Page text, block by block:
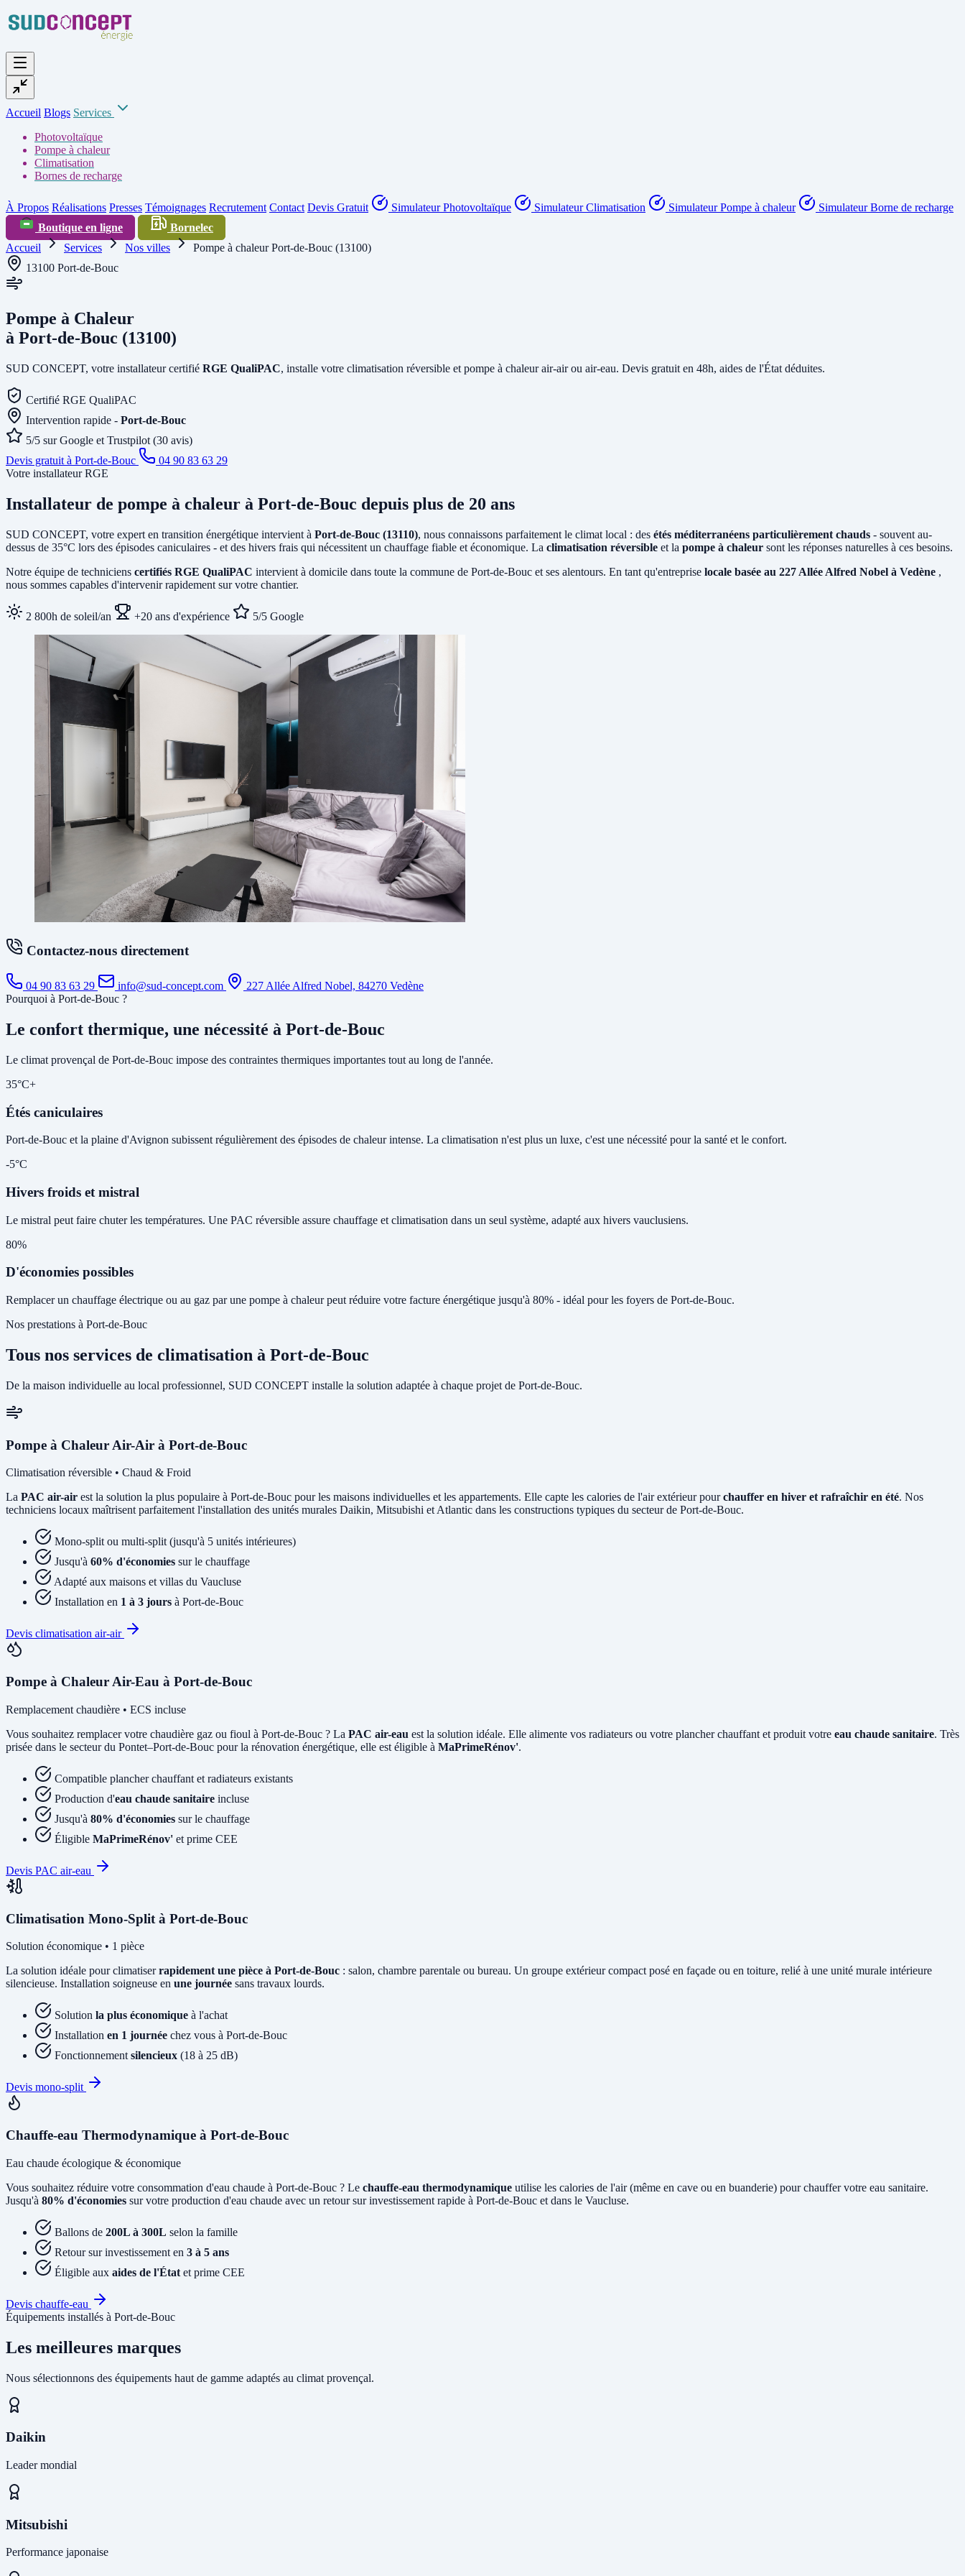
Accueil Blogs Services
Photovoltaïque
Pompe à chaleur
Climatisation
Bornes de recharge
À Propos Réalisations Presses Témoignages Recrutement Contact Devis Gratuit Simulateur Photovoltaïque Simulateur Climatisation Simulateur Pompe à chaleur
Simulateur Borne de recharge
Boutique en ligne
Bornelec
Accueil
Services Nos villes
Pompe à chaleur Port-de-Bouc (13100)
13100 Port-de-Bouc
Pompe à Chaleur
à Port-de-Bouc (13100)
SUD CONCEPT, votre installateur certifié RGE QualiPAC, installe votre climatisation réversible et pompe à chaleur air-air ou air-eau. Devis gratuit en 48h, aides de l'État déduites.
Certifié RGE QualiPAC
Intervention rapide - Port-de-Bouc
5/5 sur Google et Trustpilot (30 avis)
Devis gratuit à Port-de-Bouc
04 90 83 63 29
Votre installateur RGE
Installateur de pompe à chaleur à Port-de-Bouc depuis plus de 20 ans
SUD CONCEPT, votre expert en transition énergétique intervient à Port-de-Bouc (13110), nous connaissons parfaitement le climat local : des étés méditerranéens particulièrement chauds - souvent au-
dessus de 35°C lors des épisodes caniculaires - et des hivers frais qui nécessitent un chauffage fiable et économique. La climatisation réversible et la pompe à chaleur sont les réponses naturelles à ces besoins.
Notre équipe de techniciens certifiés RGE QualiPAC intervient à domicile dans toute la commune de Port-de-Bouc et ses alentours. En tant qu'entreprise locale basée au 227 Allée Alfred Nobel à Vedène ,
nous sommes capables d'intervenir rapidement sur votre chantier.
2 800h de soleil/an +20 ans d'expérience 5/5 Google
Contactez-nous directement
04 90 83 63 29 info@sud-concept.com
227 Allée Alfred Nobel, 84270 Vedène
Pourquoi à Port-de-Bouc ?
Le confort thermique, une nécessité à Port-de-Bouc
Le climat provençal de Port-de-Bouc impose des contraintes thermiques importantes tout au long de l'année.
35°C+
Étés caniculaires
Port-de-Bouc et la plaine d'Avignon subissent régulièrement des épisodes de chaleur intense. La climatisation n'est plus un luxe, c'est une nécessité pour la santé et le confort.
-5°C
Hivers froids et mistral
Le mistral peut faire chuter les températures. Une PAC réversible assure chauffage et climatisation dans un seul système, adapté aux hivers vauclusiens.
80%
D'économies possibles
Remplacer un chauffage électrique ou au gaz par une pompe à chaleur peut réduire votre facture énergétique jusqu'à 80% - idéal pour les foyers de Port-de-Bouc.
Nos prestations à Port-de-Bouc
Tous nos services de climatisation à Port-de-Bouc
De la maison individuelle au local professionnel, SUD CONCEPT installe la solution adaptée à chaque projet de Port-de-Bouc.
Pompe à Chaleur Air-Air à Port-de-Bouc
Climatisation réversible • Chaud & Froid
La PAC air-air est la solution la plus populaire à Port-de-Bouc pour les maisons individuelles et les appartements. Elle capte les calories de l'air extérieur pourchauffer en hiver et rafraîchir en été. Nos
techniciens locaux maîtrisent parfaitement l'installation des unités murales Daikin, Mitsubishi et Atlantic dans les constructions typiques du secteur de Port-de-Bouc.
Mono-split ou multi-split (jusqu'à 5 unités intérieures)
Jusqu'à 60% d'économies sur le chauffage
Adapté aux maisons et villas du Vaucluse
Installation en 1 à 3 jours à Port-de-Bouc
Devis climatisation air-air
Pompe à Chaleur Air-Eau à Port-de-Bouc
Remplacement chaudière • ECS incluse
Vous souhaitez remplacer votre chaudière gaz ou fioul à Port-de-Bouc ? La PAC air-eau est la solution idéale. Elle alimente vos radiateurs ou votre plancher chauffant et produit votre eau chaude sanitaire. Très
prisée dans le secteur du Pontet–Port-de-Bouc pour la rénovation énergétique, elle est éligible à MaPrimeRénov'.
Compatible plancher chauffant et radiateurs existants
Production d'eau chaude sanitaire incluse
Jusqu'à 80% d'économies sur le chauffage
Éligible MaPrimeRénov' et prime CEE
Devis PAC air-eau
Climatisation Mono-Split à Port-de-Bouc
Solution économique • 1 pièce
La solution idéale pour climatiserrapidement une pièce à Port-de-Bouc : salon, chambre parentale ou bureau. Un groupe extérieur compact posé en façade ou en toiture, relié à une unité murale intérieure
silencieuse. Installation soigneuse en une journée sans travaux lourds.
Solution la plus économique à l'achat
Installation en 1 journée chez vous à Port-de-Bouc
Fonctionnement silencieux (18 à 25 dB)
Devis mono-split
Chauffe-eau Thermodynamique à Port-de-Bouc
Eau chaude écologique & économique
Vous souhaitez réduire votre consommation d'eau chaude à Port-de-Bouc ? Le chauffe-eau thermodynamique utilise les calories de l'air (même en cave ou en buanderie) pour chauffer votre eau sanitaire.
Jusqu'à 80% d'économies sur votre production d'eau chaude avec un retour sur investissement rapide à Port-de-Bouc et dans le Vaucluse.
Ballons de 200L à 300L selon la famille
Retour sur investissement en 3 à 5 ans
Éligible aux aides de l'État et prime CEE
Devis chauffe-eau
Équipements installés à Port-de-Bouc
Les meilleures marques
Nous sélectionnons des équipements haut de gamme adaptés au climat provençal.
Daikin
Leader mondial
Mitsubishi
Performance japonaise